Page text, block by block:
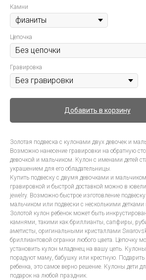
Камни
Цепочка
Гравировка
Добавить в корзину
Золотая подвеска с кулонами двух девочек и
Возможно нанесение гравировки на обратную
девочкой и мальчиком. Кулон с именами детей
украшением для его обладательницы.
Купить подвеску с двумя девочками и
гравировкой и быстрой доставкой можно в
jewelry. Возможно быстрое изготовление
мальчиком или подвески с несколькими детками
Золотой кулон ребенок может быть
камнями, такими как бриллианты, сапфиры,
аметисты, оригинальными кристаллами
бриллиантовой огранки любого цвета. Цепочку
установить кулон младенец на вашу цепь.
порадуют маму, бабушку или крестную.
ребенка, это самое верно решение. Кулоны дети
подарок на любой праздник.